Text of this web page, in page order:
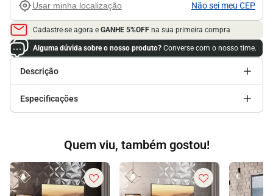
Usar minha localização
Não sei meu CEP
Cadastre-se agora e GANHE 5%OFF na sua primeira compra
Alguma dúvida sobre o nosso produto? Converse com o nosso time.
Descrição
Especificações
Quem viu, também gostou!